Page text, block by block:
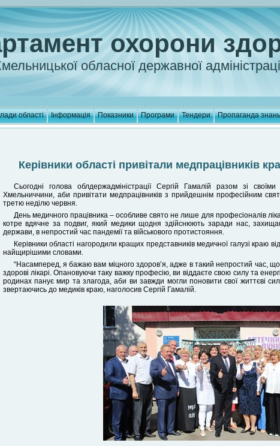
охорони
обласної державної
області Інформація Показники Програми Тендери Пропаганда знань
Керівники області привітали медпрацівників
Сьогодні голова облдержадміністрації Сергій Гамалій разом зі
Хмельниччини, аби привітати медпрацівників з прийдешнім професійним
третю неділю червня.
День медичного працівника – особливе свято не лише для професіоналів
котре вдячне за подвиг, який медики щодня здійснюють заради нас,
держави, в непростий час пандемії та військового протистояння.
Керівники області нагородили кращих представників медичної галузі краю
найщирішими словами.
“Насамперед, я бажаю вам міцного здоров’я, адже в такий непростий час,
здорові лікарі. Опановуючи таку важку професію, ви віддаєте свою силу та
родинах панує мир та злагода, аби ви завжди могли поновити свої життєві
звертаючись до медиків краю, наголосив Сергій Гамалій.